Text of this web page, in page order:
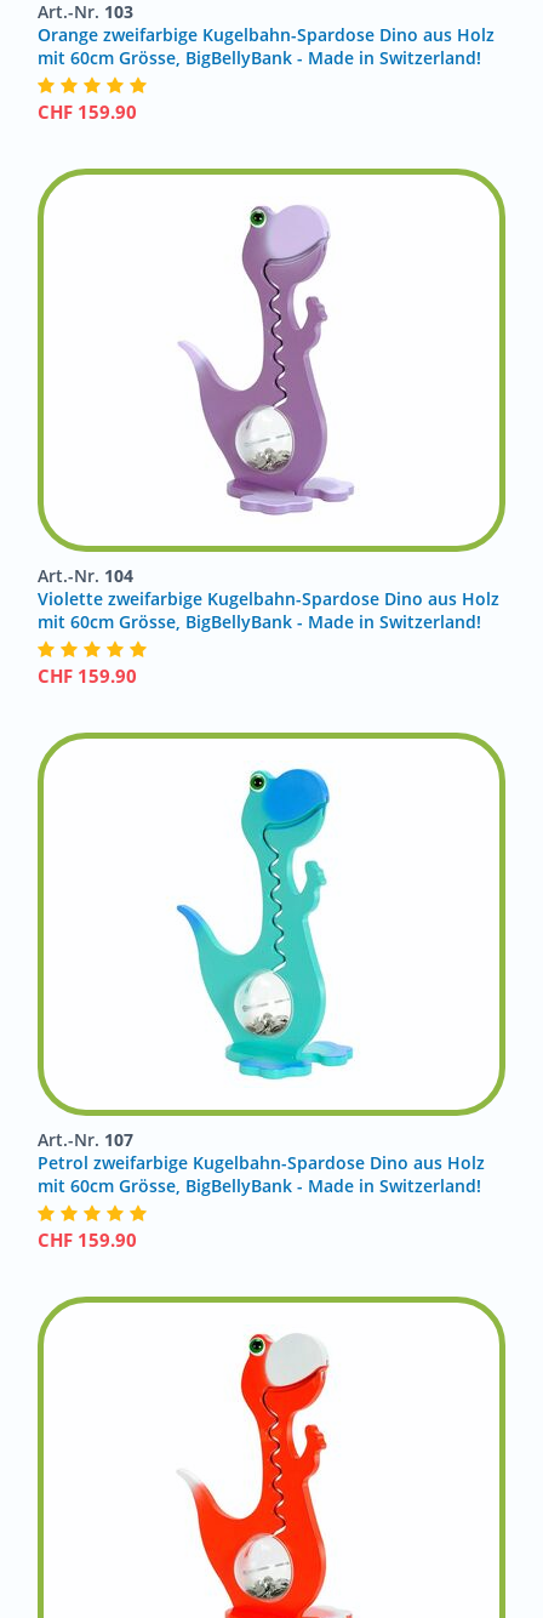
Art.-Nr. 103
Orange zweifarbige Kugelbahn-Spardose Dino aus Holz
mit 60cm Grösse, BigBellyBank - Made in Switzerland!
CHF 159.90
Art.-Nr. 104
Violette zweifarbige Kugelbahn-Spardose Dino aus Holz
mit 60cm Grösse, BigBellyBank - Made in Switzerland!
CHF 159.90
Art.-Nr. 107
Petrol zweifarbige Kugelbahn-Spardose Dino aus Holz
mit 60cm Grösse, BigBellyBank - Made in Switzerland!
CHF 159.90